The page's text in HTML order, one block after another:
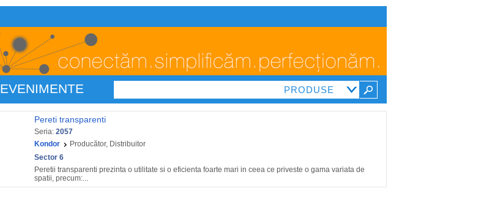
EVENIMENTE
Pereti transparenti
Seria: 2057
Kondor
Producător, Distribuitor
Sector 6
Peretii transparenti prezinta o utilitate si o eficienta foarte mari in ceea ce priveste o gama variata de
spatii, precum:...